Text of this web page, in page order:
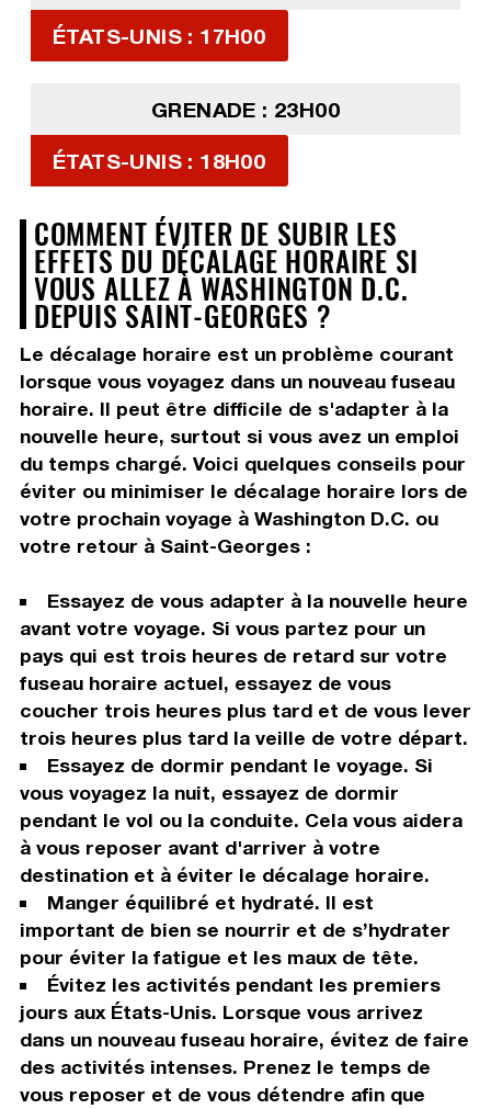
ÉTATS-UNIS : 17H00
GRENADE : 23H00
ÉTATS-UNIS : 18H00
COMMENT ÉVITER DE SUBIR LES
EFFETS DU DÉCALAGE HORAIRE SI
VOUS ALLEZ À WASHINGTON D.C.
DEPUIS SAINT-GEORGES ?
Le décalage horaire est un problème courant
lorsque vous voyagez dans un nouveau fuseau
horaire. Il peut être difficile de s'adapter à la
nouvelle heure, surtout si vous avez un emploi
du temps chargé. Voici quelques conseils pour
éviter ou minimiser le décalage horaire lors de
votre prochain voyage à Washington D.C. ou
votre retour à Saint-Georges :
Essayez de vous adapter à la nouvelle heure
avant votre voyage. Si vous partez pour un
pays qui est trois heures de retard sur votre
fuseau horaire actuel, essayez de vous
coucher trois heures plus tard et de vous lever
trois heures plus tard la veille de votre départ.
Essayez de dormir pendant le voyage. Si
vous voyagez la nuit, essayez de dormir
pendant le vol ou la conduite. Cela vous aidera
à vous reposer avant d'arriver à votre
destination et à éviter le décalage horaire.
Manger équilibré et hydraté. Il est
important de bien se nourrir et de s’hydrater
pour éviter la fatigue et les maux de tête.
Évitez les activités pendant les premiers
jours aux États-Unis. Lorsque vous arrivez
dans un nouveau fuseau horaire, évitez de faire
des activités intenses. Prenez le temps de
vous reposer et de vous détendre afin que